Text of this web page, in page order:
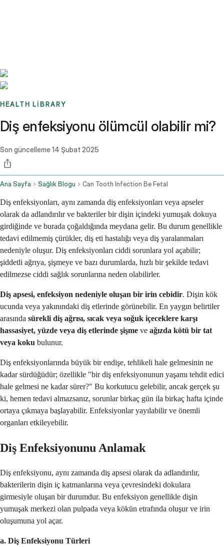
HEALTH LIBRARY
Diş enfeksiyonu ölümcül olabilir mi?
Son güncelleme 14 Şubat 2025
Ana Sayfa Sağlık Blogu Can Tooth Infection Be Fetal
Diş enfeksiyonları, aynı zamanda diş enfeksiyonları veya apseler
olarak da adlandırılır ve bakteriler bir dişin içindeki yumuşak dokuya
girdiğinde ve burada çoğaldığında meydana gelir. Bu durum genellikle
tedavi edilmemiş çürükler, diş eti hastalığı veya diş yaralanmaları
nedeniyle oluşur. Diş enfeksiyonları ciddi sorunlara yol açabilir;
şiddetli ağrıya, şişmeye ve bazı durumlarda, hızlı bir şekilde tedavi
edilmezse ciddi sağlık sorunlarına neden olabilirler.
Diş apsesi, enfeksiyon nedeniyle oluşan bir irin cebidir. Dişin kök
ucunda veya yakınındaki diş etlerinde görünebilir. En yaygın belirtiler
arasında sürekli diş ağrısı, sıcak veya soğuk içeceklere karşı
hassasiyet, yüzde veya diş etlerinde şişme ve ağızda kötü bir tat
veya koku bulunur.
Diş enfeksiyonlarında büyük bir endişe, tehlikeli hale gelmesinin ne
kadar sürdüğüdür; özellikle "bir diş enfeksiyonunun yaşamı tehdit edici
hale gelmesi ne kadar sürer?" Bu korkutucu gelebilir, ancak gerçek şu
ki, hemen tedavi almazsanız, sorunlar birkaç gün ila birkaç hafta içinde
ortaya çıkmaya başlayabilir. Enfeksiyonlar yayılabilir ve önemli
organları etkileyebilir.
Diş Enfeksiyonunu Anlamak
Diş enfeksiyonu, aynı zamanda diş apsesi olarak da adlandırılır,
bakterilerin dişin iç katmanlarına veya çevresindeki dokulara
girmesiyle oluşan bir durumdur. Bu enfeksiyon genellikle dişin
yumuşak merkezi olan pulpada veya kökün etrafında oluşur ve irin
oluşumuna yol açar.
a. Diş Enfeksiyonu Türleri